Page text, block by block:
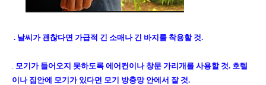
. 날씨가 괜찮다면 가급적 긴 소매나 긴 바지를 착용할 것.
. 모기가 들어오지 못하도록 에어컨이나 창문 가리개를 사용할 것. 호텔
이나 집안에 모기가 있다면 모기 방충망 안에서 잘 것.